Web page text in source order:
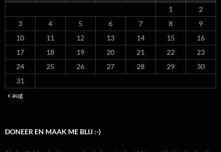
1
2
3
4 5 6 7 8
9
10
11 12 13 14 15
16
17
18 19 20 21 22
23
24
25 26 27 28 29
30
31
« aug
DONEER EN MAAK ME BLIJ :-)